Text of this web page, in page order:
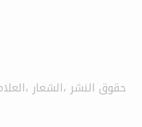
حقوق النشر ،الشعار